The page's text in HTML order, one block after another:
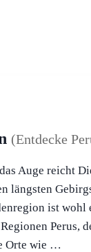
(Entdecke
Auge reicht
längsten
ist wohl
Perus,
Orte wie …